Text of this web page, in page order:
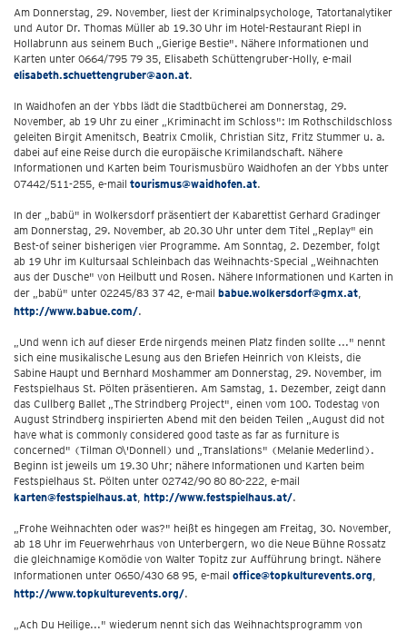
Am Donnerstag, 29. November, liest der Kriminalpsychologe, Tatortanalytiker
und Autor Dr. Thomas Müller ab 19.30 Uhr im Hotel-Restaurant Riepl in
Hollabrunn aus seinem Buch „Gierige Bestie". Nähere Informationen und
Karten unter 0664/795 79 35, Elisabeth Schüttengruber-Holly, e-mail
elisabeth.schuettengruber@aon.at.
In Waidhofen an der Ybbs lädt die Stadtbücherei am Donnerstag, 29.
November, ab 19 Uhr zu einer „Kriminacht im Schloss": Im Rothschildschloss
geleiten Birgit Amenitsch, Beatrix Cmolik, Christian Sitz, Fritz Stummer u. a.
dabei auf eine Reise durch die europäische Krimilandschaft. Nähere
Informationen und Karten beim Tourismusbüro Waidhofen an der Ybbs unter
07442/511-255, e-mail tourismus@waidhofen.at.
In der „babü" in Wolkersdorf präsentiert der Kabarettist Gerhard Gradinger
am Donnerstag, 29. November, ab 20.30 Uhr unter dem Titel „Replay" ein
Best-of seiner bisherigen vier Programme. Am Sonntag, 2. Dezember, folgt
ab 19 Uhr im Kultursaal Schleinbach das Weihnachts-Special „Weihnachten
aus der Dusche" von Heilbutt und Rosen. Nähere Informationen und Karten in
der „babü" unter 02245/83 37 42, e-mail babue.wolkersdorf@gmx.at,
http://www.babue.com/.
„Und wenn ich auf dieser Erde nirgends meinen Platz finden sollte ..." nennt
sich eine musikalische Lesung aus den Briefen Heinrich von Kleists, die
Sabine Haupt und Bernhard Moshammer am Donnerstag, 29. November, im
Festspielhaus St. Pölten präsentieren. Am Samstag, 1. Dezember, zeigt dann
das Cullberg Ballet „The Strindberg Project", einen vom 100. Todestag von
August Strindberg inspirierten Abend mit den beiden Teilen „August did not
have what is commonly considered good taste as far as furniture is
concerned" (Tilman O\'Donnell) und „Translations" (Melanie Mederlind).
Beginn ist jeweils um 19.30 Uhr; nähere Informationen und Karten beim
Festspielhaus St. Pölten unter 02742/90 80 80-222, e-mail
karten@festspielhaus.at, http://www.festspielhaus.at/.
„Frohe Weihnachten oder was?" heißt es hingegen am Freitag, 30. November,
ab 18 Uhr im Feuerwehrhaus von Unterbergern, wo die Neue Bühne Rossatz
die gleichnamige Komödie von Walter Topitz zur Aufführung bringt. Nähere
Informationen unter 0650/430 68 95, e-mail office@topkulturevents.org,
http://www.topkulturevents.org/.
„Ach Du Heilige..." wiederum nennt sich das Weihnachtsprogramm von